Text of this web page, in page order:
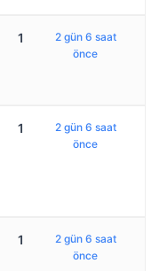
1
2 gün 6 saat
önce
1
2 gün 6 saat
önce
1
2 gün 6 saat
önce